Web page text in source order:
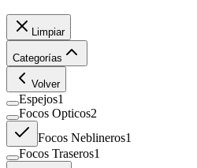
Limpiar
Categorías
Volver
Espejos1
Focos Opticos2
Focos Neblineros1
Focos Traseros1